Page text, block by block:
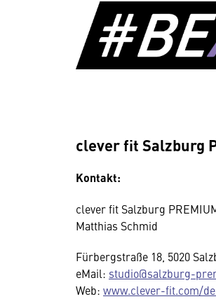
clever fit Salzburg
Kontakt:
clever fit Salzburg
Matthias Schmid
Fürbergstraße 18, 5020
eMail: studio@salzburg-
Web: www.clever-fit.com/